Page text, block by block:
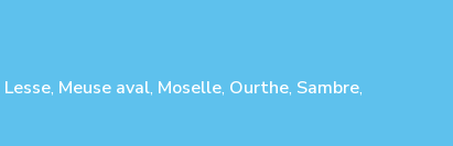
Lesse, Meuse aval, Moselle, Ourthe, Sambre,